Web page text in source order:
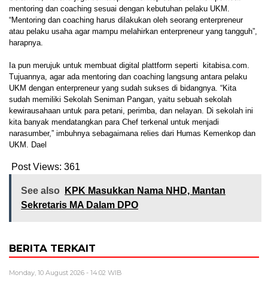
mentoring dan coaching sesuai dengan kebutuhan pelaku UKM.
“Mentoring dan coaching harus dilakukan oleh seorang enterpreneur
atau pelaku usaha agar mampu melahirkan enterpreneur yang tangguh”,
harapnya.
Ia pun merujuk untuk membuat digital plattform seperti kitabisa.com.
Tujuannya, agar ada mentoring dan coaching langsung antara pelaku
UKM dengan enterpreneur yang sudah sukses di bidangnya. “Kita
sudah memiliki Sekolah Seniman Pangan, yaitu sebuah sekolah
kewirausahaan untuk para petani, perimba, dan nelayan. Di sekolah ini
kita banyak mendatangkan para Chef terkenal untuk menjadi
narasumber,” imbuhnya sebagaimana relies dari Humas Kemenkop dan
UKM. Dael
Post Views: 361
See also
KPK Masukkan Nama NHD, Mantan
Sekretaris MA Dalam DPO
BERITA TERKAIT
Monday, 10 August 2026 - 14:02 WIB